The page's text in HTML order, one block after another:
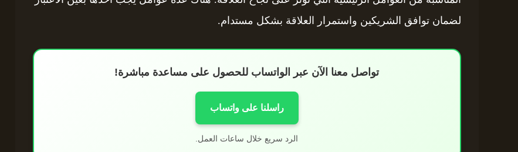
لضمان توافق الشريكين واستمرار العلاقة بشكل مستدام.
تواصل معنا الآن عبر الواتساب للحصول على مساعدة مباشرة!
راسلنا على واتساب
الرد سريع خلال ساعات العمل.